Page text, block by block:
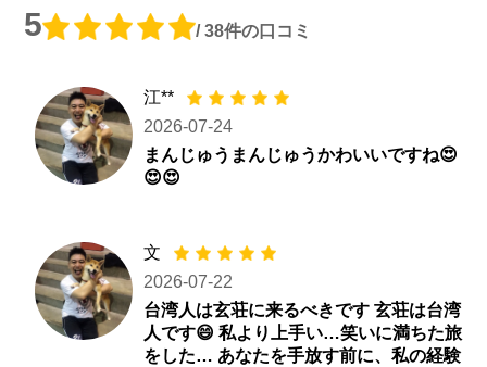
5 / 38件の口コミ
江**
2026-07-24
まんじゅうまんじゅうかわいいですね😍
😍😍
文
2026-07-22
台湾人は玄荘に来るべきです 玄荘は台湾
人です😄 私より上手い…笑いに満ちた旅
をした… あなたを手放す前に、私の経験